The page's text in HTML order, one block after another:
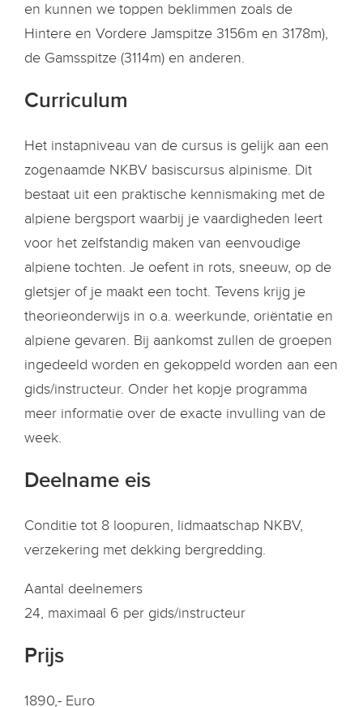
en kunnen we toppen beklimmen zoals de
Hintere en Vordere Jamspitze 3156m en 3178m),
de Gamsspitze (3114m) en anderen.
Curriculum
Het instapniveau van de cursus is gelijk aan een
zogenaamde NKBV basiscursus alpinisme. Dit
bestaat uit een praktische kennismaking met de
alpiene bergsport waarbij je vaardigheden leert
voor het zelfstandig maken van eenvoudige
alpiene tochten. Je oefent in rots, sneeuw, op de
gletsjer of je maakt een tocht. Tevens krijg je
theorieonderwijs in o.a. weerkunde, oriëntatie en
alpiene gevaren. Bij aankomst zullen de groepen
ingedeeld worden en gekoppeld worden aan een
gids/instructeur. Onder het kopje programma
meer informatie over de exacte invulling van de
week.
Deelname eis
Conditie tot 8 loopuren, lidmaatschap NKBV,
verzekering met dekking bergredding.
Aantal deelnemers
24, maximaal 6 per gids/instructeur
Prijs
1890,- Euro